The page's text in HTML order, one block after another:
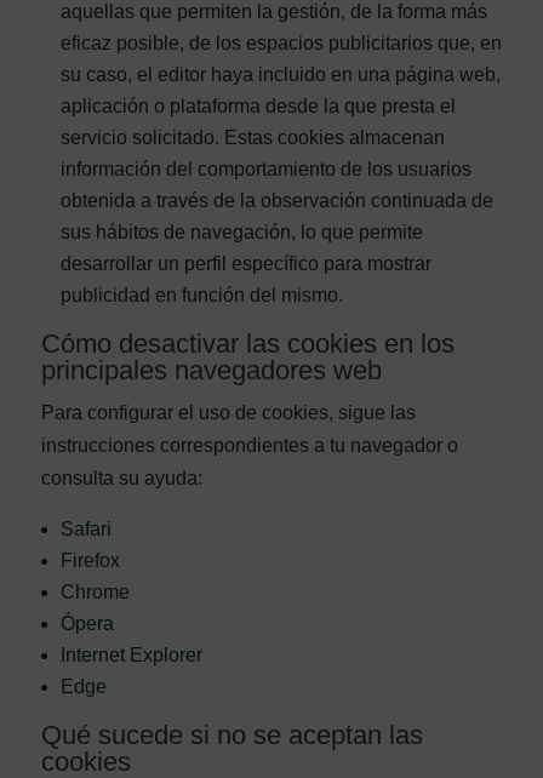
aquellas que permiten la gestión, de la forma más
eficaz posible, de los espacios publicitarios que, en
su caso, el editor haya incluido en una página web,
aplicación o plataforma desde la que presta el
servicio solicitado. Estas cookies almacenan
información del comportamiento de los usuarios
obtenida a través de la observación continuada de
sus hábitos de navegación, lo que permite
desarrollar un perfil específico para mostrar
publicidad en función del mismo.
Cómo desactivar las cookies en los
principales navegadores web
Para configurar el uso de cookies, sigue las
instrucciones correspondientes a tu navegador o
consulta su ayuda:
Safari
Firefox
Chrome
Ópera
Internet Explorer
Edge
Qué sucede si no se aceptan las
cookies